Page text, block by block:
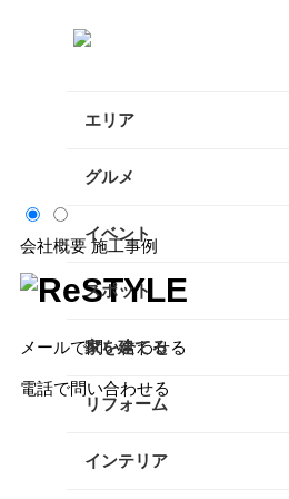
エリア
逗子・葉山・三浦エリア
鎌倉・大船エリア
藤沢・辻堂・江ノ島エリア
平塚エリア
グルメ
イベント
スポット
家を建てる
リフォーム
インテリア
会社概要 施工事例
ReSTYLE
メールで問い合わせる
電話で問い合わせる